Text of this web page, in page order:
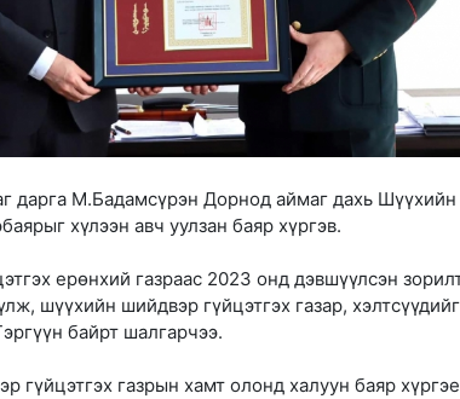
дарга М.Бадамсүрэн Дорнод аймаг дахь Шүүхийн
хүлээн авч уулзан баяр хүргэв.
ерөнхий газраас 2023 онд дэвшүүлсэн
шүүхийн шийдвэр гүйцэтгэх газар,
байрт шалгарчээ.
гүйцэтгэх газрын хамт олонд халуун баяр